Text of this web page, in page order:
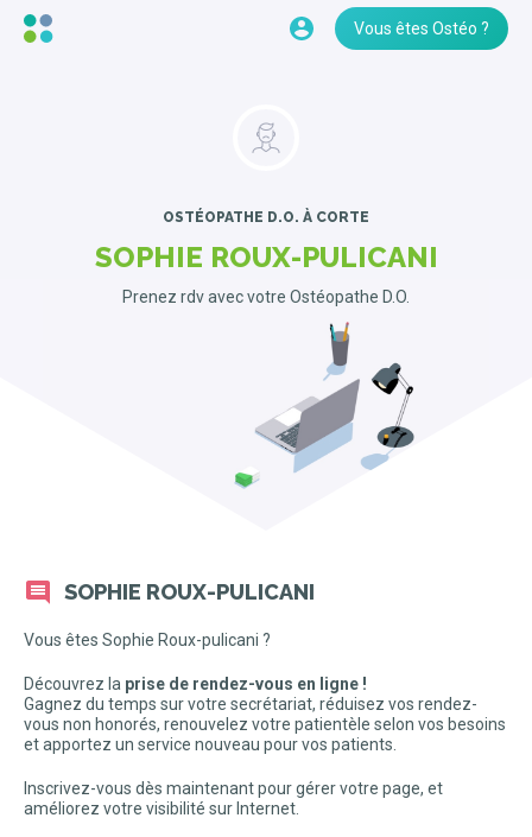
Vous êtes Ostéo ?
OSTÉOPATHE D.O. À CORTE
SOPHIE ROUX-PULICANI
Prenez rdv avec votre Ostéopathe D.O.
SOPHIE ROUX-PULICANI
Vous êtes Sophie Roux-pulicani ?
Découvrez la prise de rendez-vous en ligne !
Gagnez du temps sur votre secrétariat, réduisez vos rendez-
vous non honorés, renouvelez votre patientèle selon vos besoins
et apportez un service nouveau pour vos patients.
Inscrivez-vous dès maintenant pour gérer votre page, et
améliorez votre visibilité sur Internet.